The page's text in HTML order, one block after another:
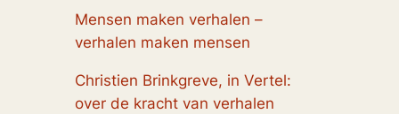
Mensen maken verhalen –
verhalen maken mensen
Christien Brinkgreve, in Vertel:
over de kracht van verhalen